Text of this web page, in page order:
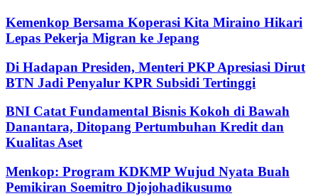
Kemenkop Bersama Koperasi Kita Miraino Hikari
Lepas Pekerja Migran ke Jepang
Di Hadapan Presiden, Menteri PKP Apresiasi Dirut
BTN Jadi Penyalur KPR Subsidi Tertinggi
BNI Catat Fundamental Bisnis Kokoh di Bawah
Danantara, Ditopang Pertumbuhan Kredit dan
Kualitas Aset
Menkop: Program KDKMP Wujud Nyata Buah
Pemikiran Soemitro Djojohadikusumo